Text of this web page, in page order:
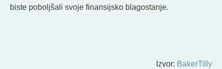
biste poboljšali svoje finansijsko blagostanje.
Izvor: BakerTilly